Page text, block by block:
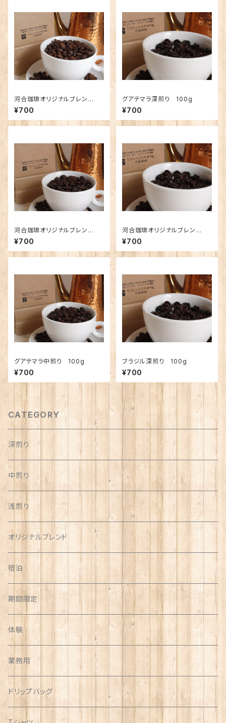
河合珈琲オリジナルブレン
ド 〜風〜 100g
¥700
グアテマラ深煎り 100g
¥700
河合珈琲オリジナルブレン
ド 〜森〜 100g
¥700
河合珈琲オリジナルブレン
ド 〜大地〜 100g
¥700
グアテマラ中煎り 100g
¥700
ブラジル深煎り 100g
¥700
CATEGORY
深煎り
中煎り
浅煎り
オリジナルブレンド
宿泊
期間限定
体験
業務用
ドリップバッグ